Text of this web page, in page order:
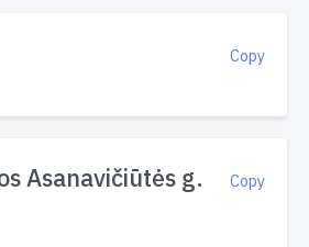
Copy
Copy
Asanavičiūtės g.